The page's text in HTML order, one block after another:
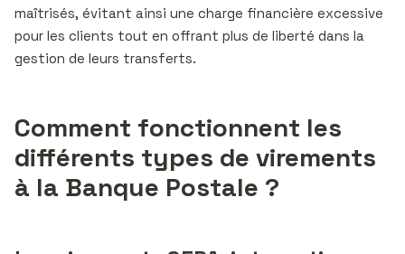
maîtrisés, évitant ainsi une charge financière excessive
pour les clients tout en offrant plus de liberté dans la
gestion de leurs transferts.
Comment fonctionnent les
différents types de virements
à la Banque Postale ?